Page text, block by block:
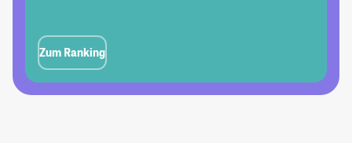
Zum Ranking